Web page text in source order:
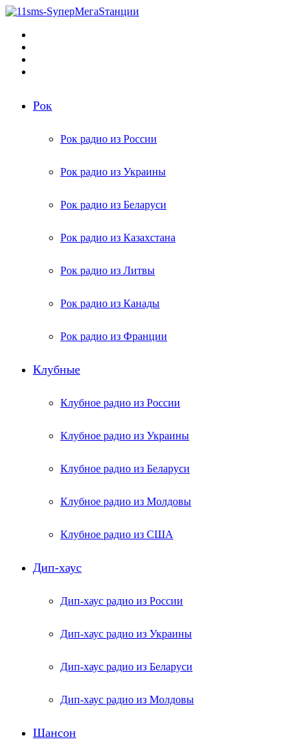
Рок
Рок радио из России
Рок радио из Украины
Рок радио из Беларуси
Рок радио из Казахстана
Рок радио из Литвы
Рок радио из Канады
Рок радио из Франции
Клубные
Клубное радио из России
Клубное радио из Украины
Клубное радио из Беларуси
Клубное радио из Молдовы
Клубное радио из США
Дип-хаус
Дип-хаус радио из России
Дип-хаус радио из Украины
Дип-хаус радио из Беларуси
Дип-хаус радио из Молдовы
Шансон